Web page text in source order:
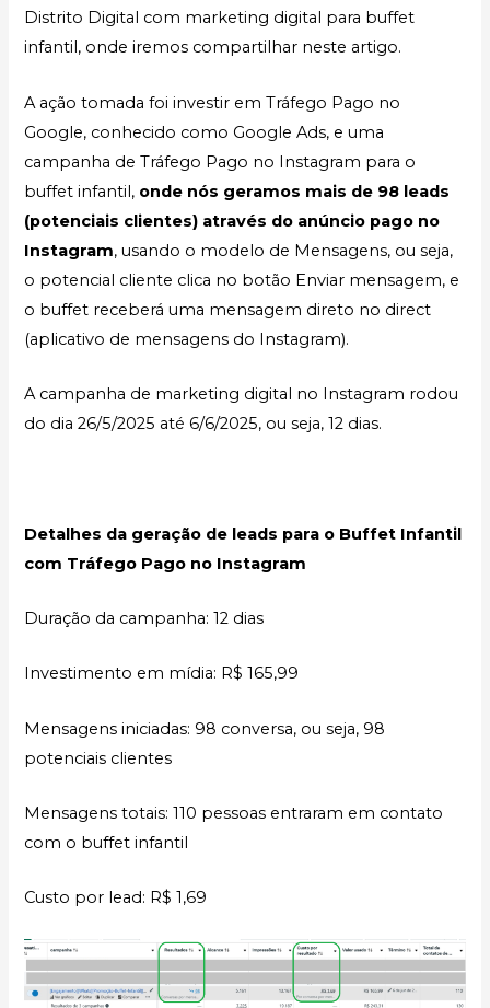
Distrito Digital com marketing digital para buffet
infantil, onde iremos compartilhar neste artigo.
A ação tomada foi investir em Tráfego Pago no
Google, conhecido como Google Ads, e uma
campanha de Tráfego Pago no Instagram para o
buffet infantil, onde nós geramos mais de 98 leads
(potenciais clientes) através do anúncio pago no
Instagram, usando o modelo de Mensagens, ou seja,
o potencial cliente clica no botão Enviar mensagem, e
o buffet receberá uma mensagem direto no direct
(aplicativo de mensagens do Instagram).
A campanha de marketing digital no Instagram rodou
do dia 26/5/2025 até 6/6/2025, ou seja, 12 dias.
Detalhes da geração de leads para o Buffet Infantil
com Tráfego Pago no Instagram
Duração da campanha: 12 dias
Investimento em mídia: R$ 165,99
Mensagens iniciadas: 98 conversa, ou seja, 98
potenciais clientes
Mensagens totais: 110 pessoas entraram em contato
com o buffet infantil
Custo por lead: R$ 1,69